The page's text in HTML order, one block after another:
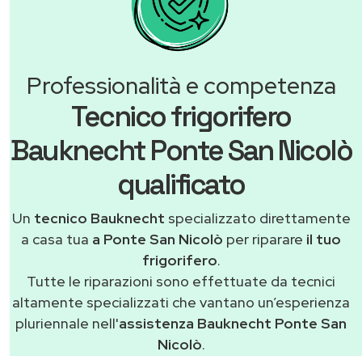
Professionalità e competenza
Tecnico frigorifero
Bauknecht Ponte San Nicolò
qualificato
Un tecnico Bauknecht specializzato direttamente
a casa tua a Ponte San Nicolò per riparare il tuo
frigorifero.
Tutte le riparazioni sono effettuate da tecnici
altamente specializzati che vantano un’esperienza
pluriennale nell'assistenza Bauknecht Ponte San
Nicolò.